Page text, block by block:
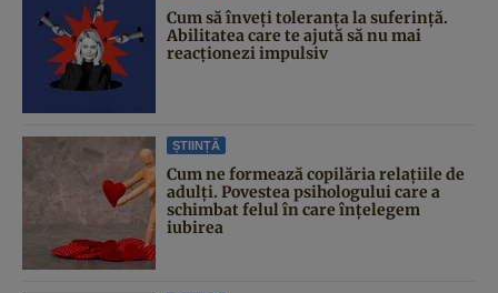
Cum să înveți toleranța la suferință.
Abilitatea care te ajută să nu mai
reacționezi impulsiv
ȘTIINȚĂ
Cum ne formează copilăria relațiile de
adulți. Povestea psihologului care a
schimbat felul în care înțelegem
iubirea